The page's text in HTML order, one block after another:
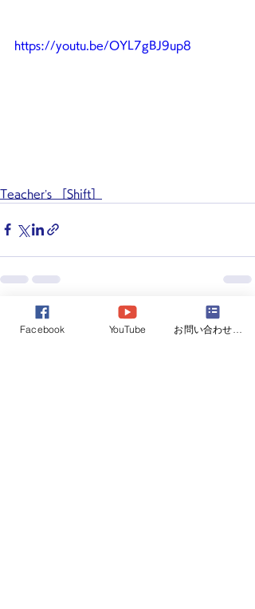
https://youtu.be/OYL7gBJ9up8
Teacher’s ［Shift］
最新記事 すべて表示
Facebook YouTube